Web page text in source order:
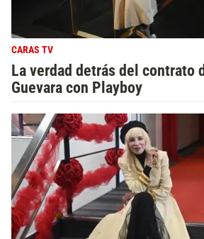
CARAS TV
La verdad detrás del contrato
Guevara con Playboy